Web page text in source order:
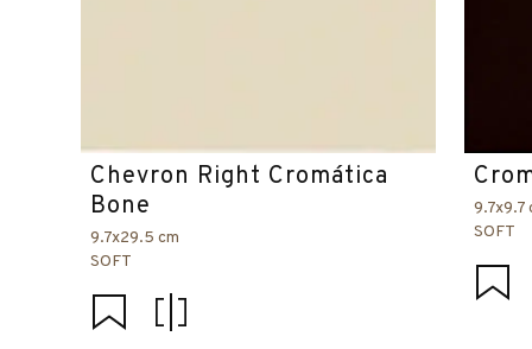
Chevron Right Cromática
Bone
9.7x29.5 cm
SOFT
9.7x9.7
SOFT